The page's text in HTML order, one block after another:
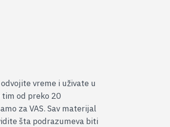
pristup
vreme i uživate u
od preko 20
za VAS. Sav materijal
šta podrazumeva biti